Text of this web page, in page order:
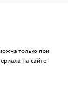
только при
на сайте